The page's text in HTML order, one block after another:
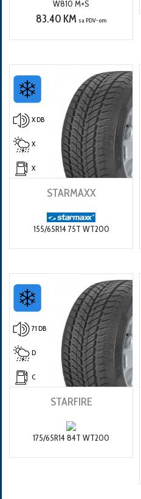
W810 M+S
83.40 KM sa PDV-om
X DB
X
X
STARMAXX
155/65R14 75T WT200
71 DB
D
C
STARFIRE
175/65R14 84T WT200